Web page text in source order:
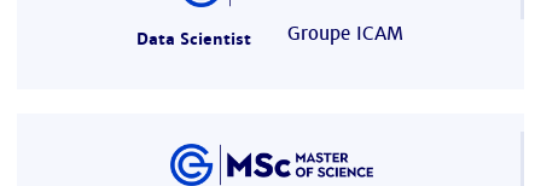
Data Scientist Groupe ICAM